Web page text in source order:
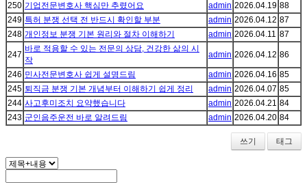
250 기업전문변호사 핵심만 추렸어요 admin 2026.04.19 88
249 특허 분쟁 선택 전 반드시 확인할 부분 admin 2026.04.12 87
248 개인정보 분쟁 기본 원리와 절차 이해하기 admin 2026.04.11 87
247
바로 적용할 수 있는 전문의 상담, 건강한 삶의 시
작
admin 2026.04.12 86
246 민사전문변호사 쉽게 설명드림 admin 2026.04.16 85
245 퇴직금 분쟁 기본 개념부터 이해하기 쉽게 정리 admin 2026.04.07 85
244 사고후미조치 요약했습니다 admin 2026.04.21 84
243 군인음주운전 바로 알려드림 admin 2026.04.20 84
쓰기 태그